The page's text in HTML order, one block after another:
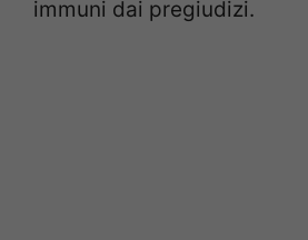
immuni dai pregiudizi.